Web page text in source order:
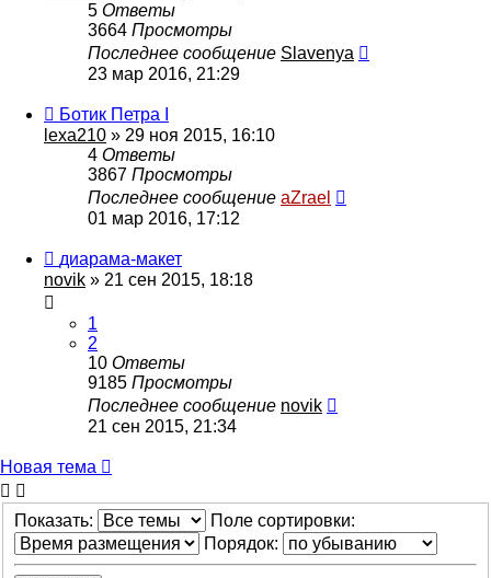
5 Ответы
3664 Просмотры
Последнее сообщение Slavenya
23 мар 2016, 21:29
Ботик Петра I
lexa210 » 29 ноя 2015, 16:10
4 Ответы
3867 Просмотры
Последнее сообщение aZrael
01 мар 2016, 17:12
диарама-макет
novik » 21 сен 2015, 18:18
1
2
10 Ответы
9185 Просмотры
Последнее сообщение novik
21 сен 2015, 21:34
Новая
тема
Новая тема
Показать:
Поле сортировки:
Порядок: